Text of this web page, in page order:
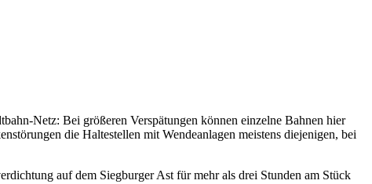
Netz: Bei größeren Verspätungen können einzelne Bahnen hier
die Haltestellen mit Wendeanlagen meistens diejenigen, bei
auf dem Siegburger Ast für mehr als drei Stunden am Stück